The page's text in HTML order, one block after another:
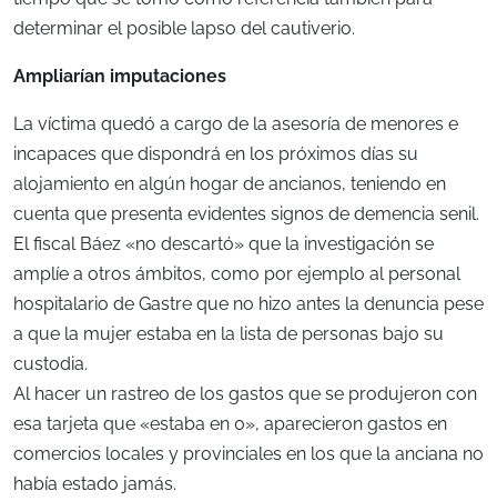
determinar el posible lapso del cautiverio.
Ampliarían imputaciones
La víctima quedó a cargo de la asesoría de menores e
incapaces que dispondrá en los próximos días su
alojamiento en algún hogar de ancianos, teniendo en
cuenta que presenta evidentes signos de demencia senil.
El fiscal Báez «no descartó» que la investigación se
amplíe a otros ámbitos, como por ejemplo al personal
hospitalario de Gastre que no hizo antes la denuncia pese
a que la mujer estaba en la lista de personas bajo su
custodia.
Al hacer un rastreo de los gastos que se produjeron con
esa tarjeta que «estaba en 0», aparecieron gastos en
comercios locales y provinciales en los que la anciana no
había estado jamás.